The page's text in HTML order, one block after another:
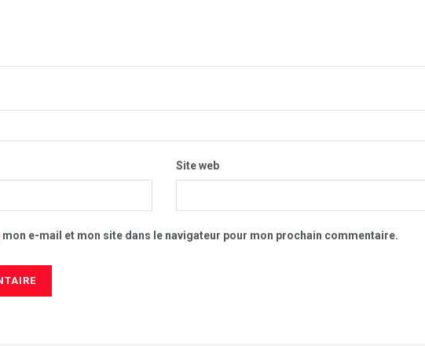
Site web
e-mail et mon site dans le navigateur pour mon prochain commentaire.